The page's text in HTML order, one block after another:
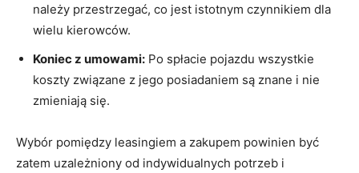
należy przestrzegać, co jest istotnym czynnikiem‌ dla
wielu kierowców.
Koniec​ z umowami: Po spłacie pojazdu wszystkie
koszty związane z jego posiadaniem⁣ są znane i nie
zmieniają się.
Wybór pomiędzy leasingiem a ⁢zakupem powinien być
zatem uzależniony od ​indywidualnych potrzeb⁣ i‍